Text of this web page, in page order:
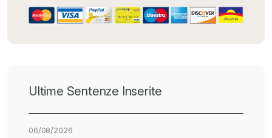
Ultime Sentenze Inserite
06/08/2026